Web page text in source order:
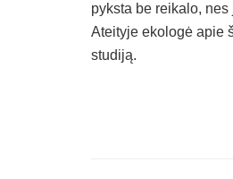
pyksta be reikalo,
Ateityje ekologė apie
studiją.